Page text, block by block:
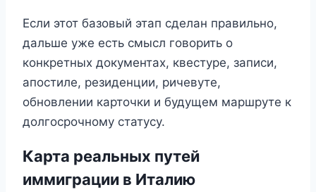
Если этот базовый этап сделан правильно,
дальше уже есть смысл говорить о
конкретных документах, квестуре, записи,
апостиле, резиденции, ричевуте,
обновлении карточки и будущем маршруте к
долгосрочному статусу.
Карта реальных путей
иммиграции в Италию